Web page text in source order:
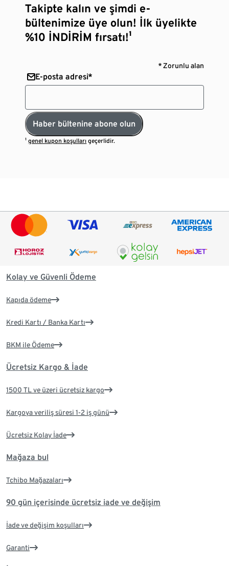
Takipte kalın ve şimdi e-
bültenimize üye olun! İlk üyelikte
%10 İNDİRİM fırsatı!¹
* Zorunlu alan
E-posta adresi*
Haber bültenine abone olun
¹genel kupon koşulları geçerlidir.
Kolay ve Güvenli Ödeme
Kapıda ödeme
Kredi Kartı / Banka Kartı
BKM ile Ödeme
Ücretsiz Kargo & İade
1500 TL ve üzeri ücretsiz kargo
Kargoya veriliş süresi 1-2 iş günü
Ücretsiz Kolay İade
Mağaza bul
Tchibo Mağazaları
90 gün içerisinde ücretsiz iade ve değişim
İade ve değişim koşulları
Garanti